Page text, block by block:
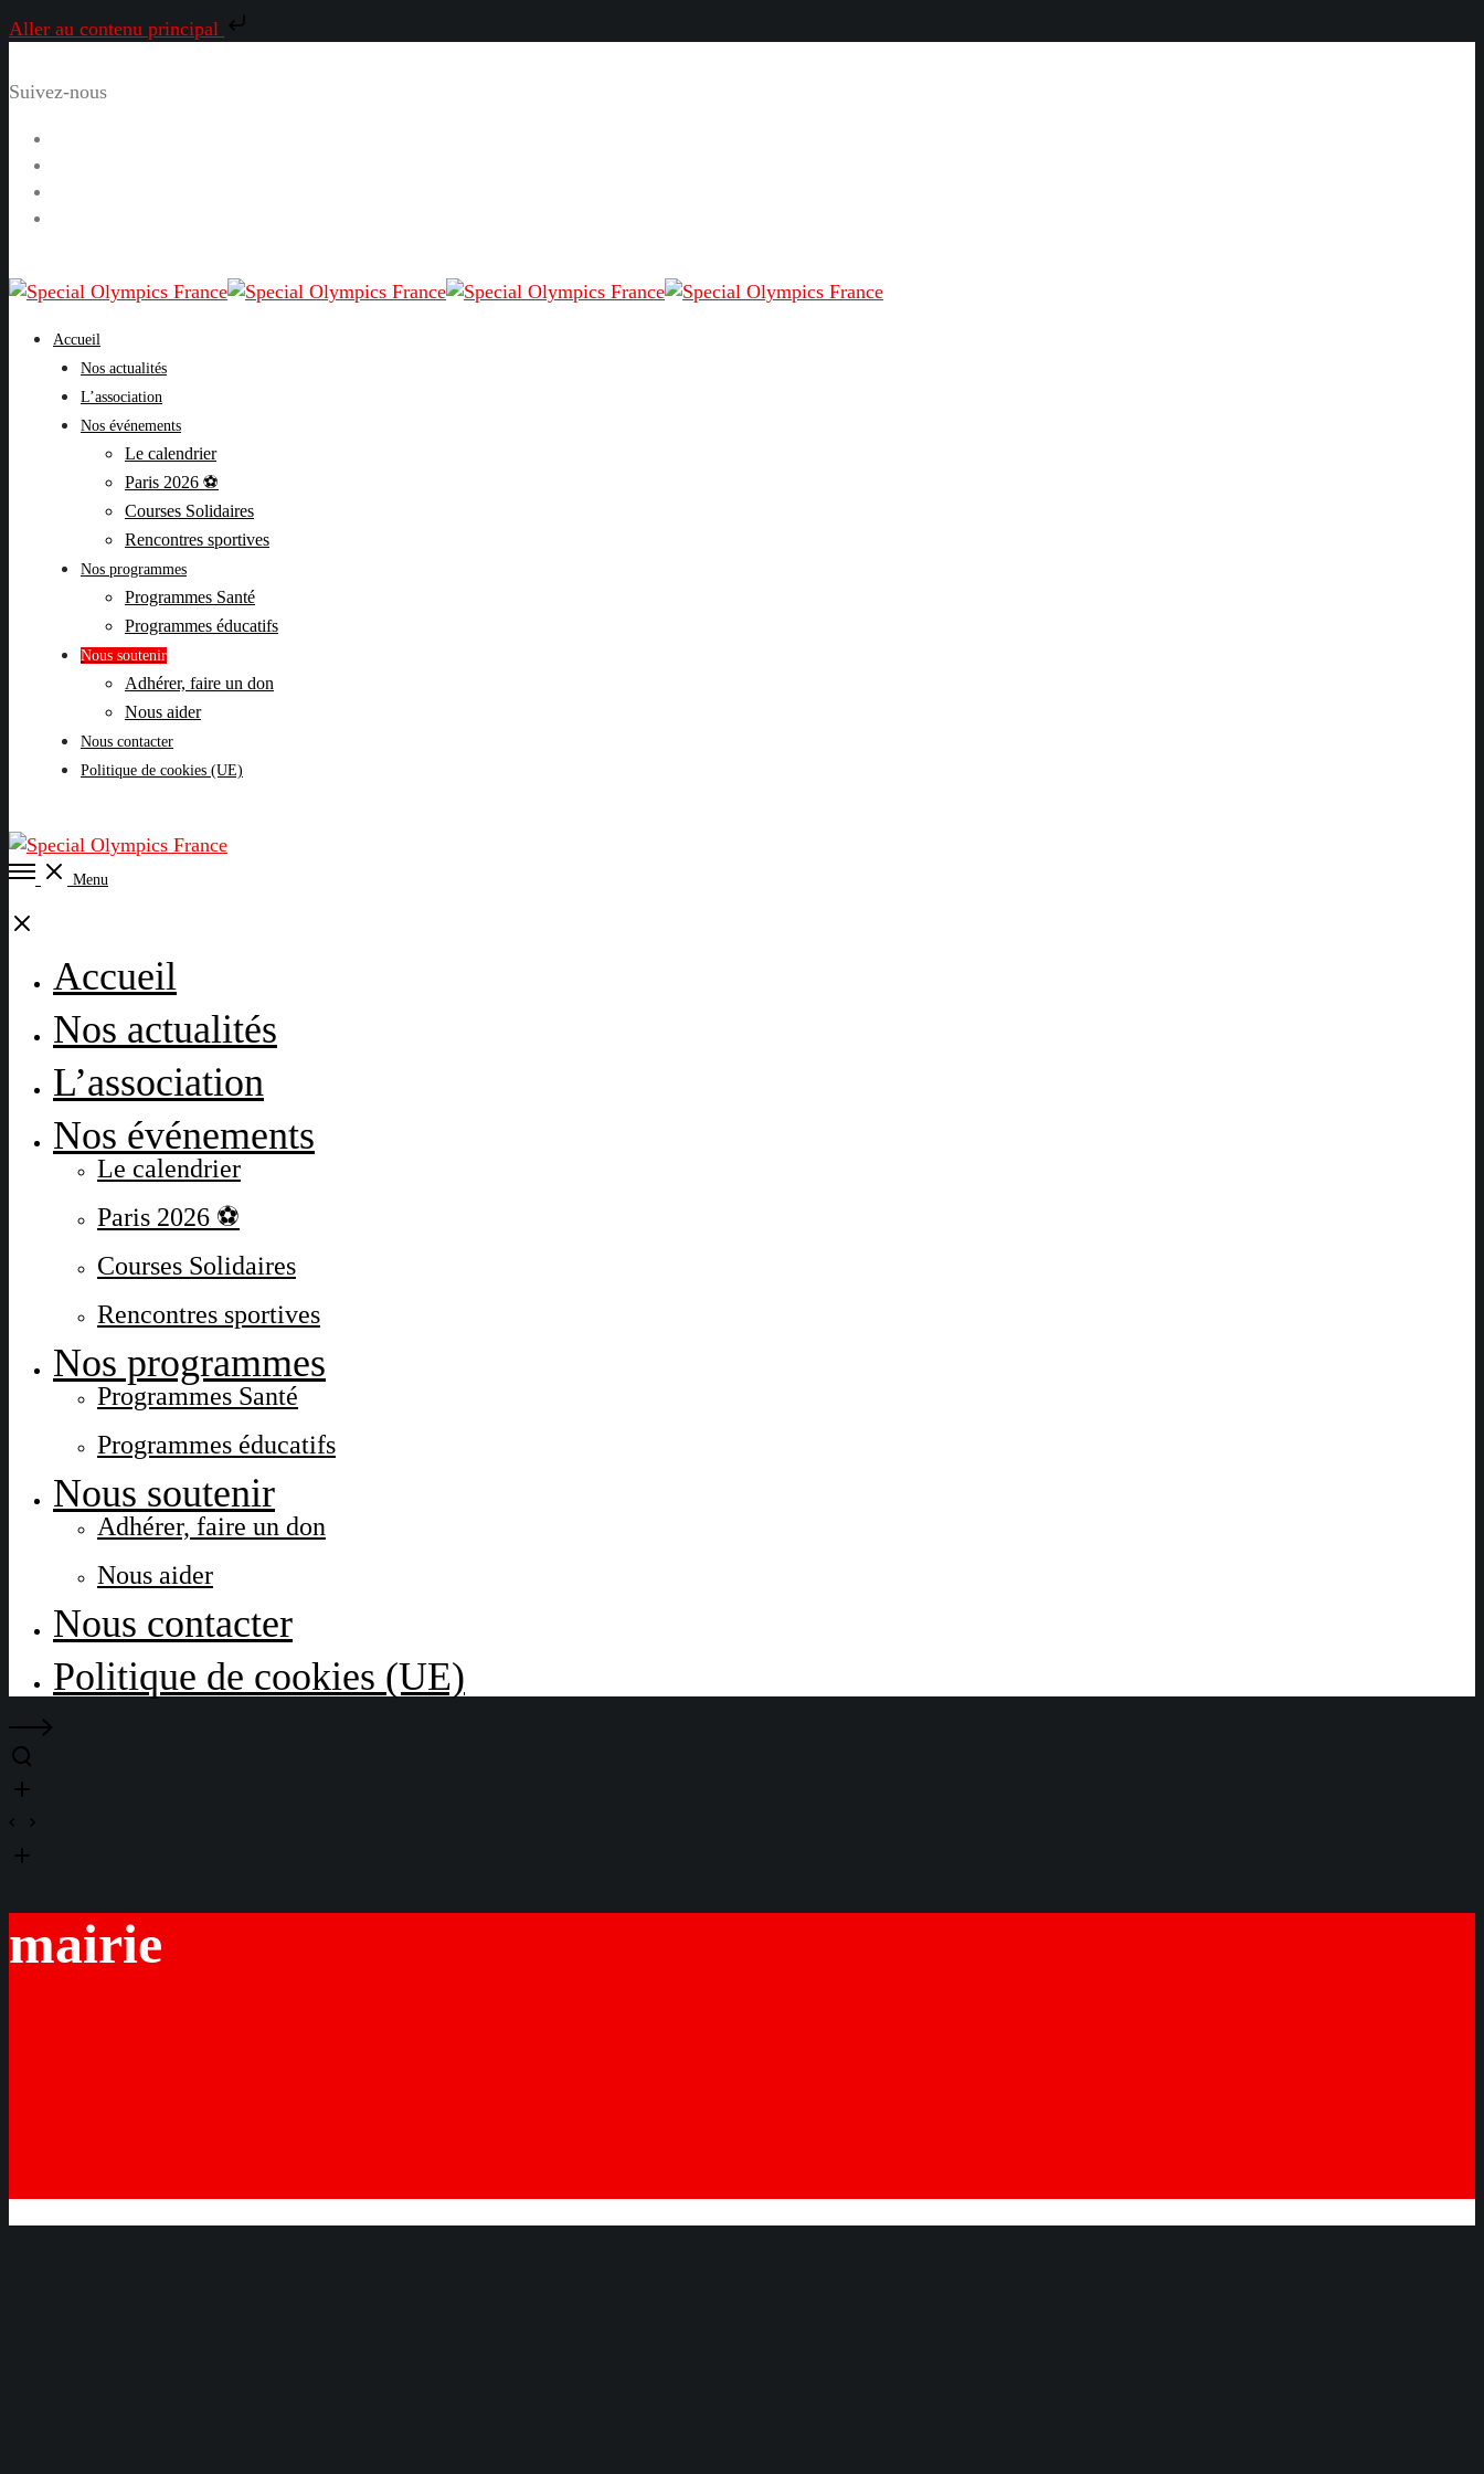
Aller au contenu principal
Suivez-nous
Accueil
Nos actualités
L’association
Nos événements
Le calendrier
Paris 2026 ⚽
Courses Solidaires
Rencontres sportives
Nos programmes
Programmes Santé
Programmes éducatifs
Nous soutenir
Adhérer, faire un don
Nous aider
Nous contacter
Politique de cookies (UE)
Open
Menu
Close
Accueil
Nos actualités
L’association
Nos événements
Le calendrier
Paris 2026 ⚽
Courses Solidaires
Rencontres sportives
Nos programmes
Programmes Santé
Programmes éducatifs
Nous soutenir
Adhérer, faire un don
Nous aider
Nous contacter
Politique de cookies (UE)
mairie